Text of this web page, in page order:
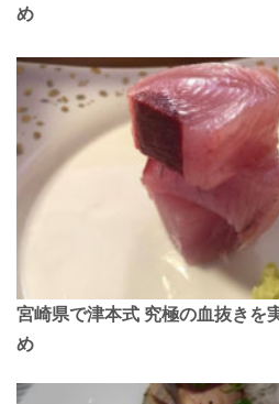
め
宮崎県で津本式 究極の血抜きを
め